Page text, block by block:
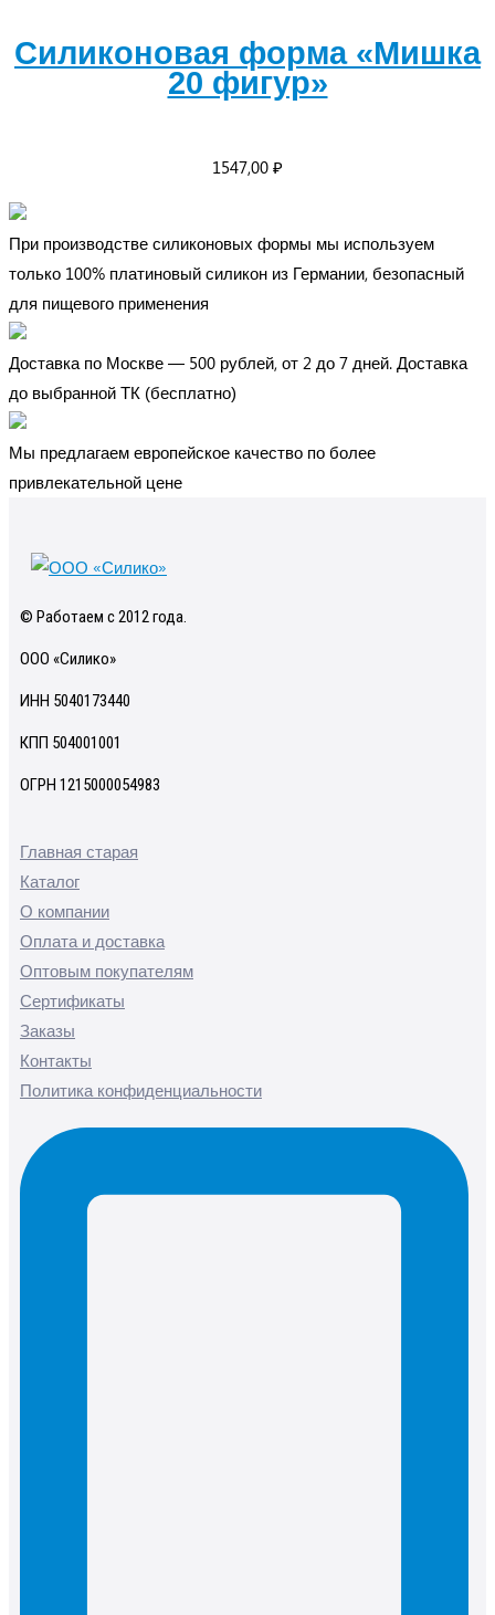
Силиконовая форма «Мишка
20 фигур»
1547,00 ₽
При производстве силиконовых формы мы используем
только 100% платиновый силикон из Германии, безопасный
для пищевого применения
Доставка по Москве — 500 рублей, от 2 до 7 дней. Доставка
до выбранной ТК (бесплатно)
Мы предлагаем европейское качество по более
привлекательной цене
© Работаем с 2012 года.
ООО «Силико»
ИНН 5040173440
КПП 504001001
ОГРН 1215000054983
Главная старая
Каталог
О компании
Оплата и доставка
Оптовым покупателям
Сертификаты
Заказы
Контакты
Политика конфиденциальности